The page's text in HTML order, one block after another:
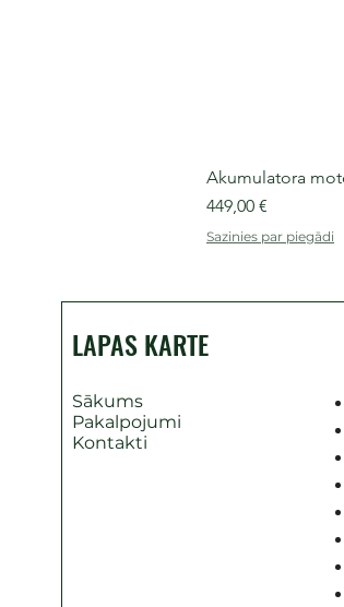
Akumulatora
Cena
449,00 €
Sazinies par piegādi
LAPAS KARTE
Sākums
Pakalpojumi
Kontakti